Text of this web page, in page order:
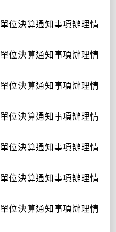
位決算通知事項辦理情
位決算通知事項辦理情
位決算通知事項辦理情
位決算通知事項辦理情
位決算通知事項辦理情
位決算通知事項辦理情
位決算通知事項辦理情